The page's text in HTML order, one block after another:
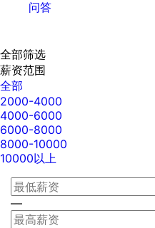
问答
全部筛选
薪资范围
全部
2000-4000
4000-6000
6000-8000
8000-10000
10000以上
—